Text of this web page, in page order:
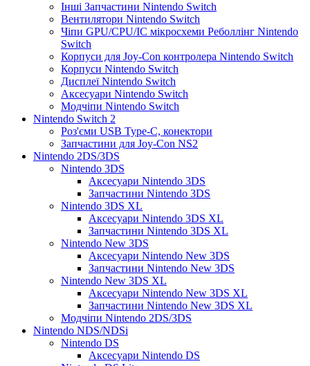
Інші Запчастини Nintendo Switch
Вентилятори Nintendo Switch
Чіпи GPU/CPU/IC мікросхеми Реболлінг Nintendo
Switch
Корпуси для Joy-Con контролера Nintendo Switch
Корпуси Nintendo Switch
Дисплеї Nintendo Switch
Аксесуари Nintendo Switch
Модчіпи Nintendo Switch
Nintendo Switch 2
Роз'єми USB Type-C, конектори
Запчастини для Joy-Con NS2
Nintendo 2DS/3DS
Nintendo 3DS
Аксесуари Nintendo 3DS
Запчастини Nintendo 3DS
Nintendo 3DS XL
Аксесуари Nintendo 3DS XL
Запчастини Nintendo 3DS XL
Nintendo New 3DS
Аксесуари Nintendo New 3DS
Запчастини Nintendo New 3DS
Nintendo New 3DS XL
Аксесуари Nintendo New 3DS XL
Запчастини Nintendo New 3DS XL
Модчіпи Nintendo 2DS/3DS
Nintendo NDS/NDSi
Nintendo DS
Аксесуари Nintendo DS